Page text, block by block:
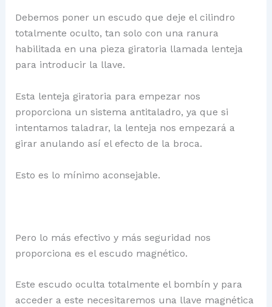
Debemos poner un escudo que deje el cilindro
totalmente oculto, tan solo con una ranura
habilitada en una pieza giratoria llamada lenteja
para introducir la llave.
Esta lenteja giratoria para empezar nos
proporciona un sistema antitaladro, ya que si
intentamos taladrar, la lenteja nos empezará a
girar anulando así el efecto de la broca.
Esto es lo mínimo aconsejable.
Pero lo más efectivo y más seguridad nos
proporciona es el escudo magnético.
Este escudo oculta totalmente el bombín y para
acceder a este necesitaremos una llave magnética